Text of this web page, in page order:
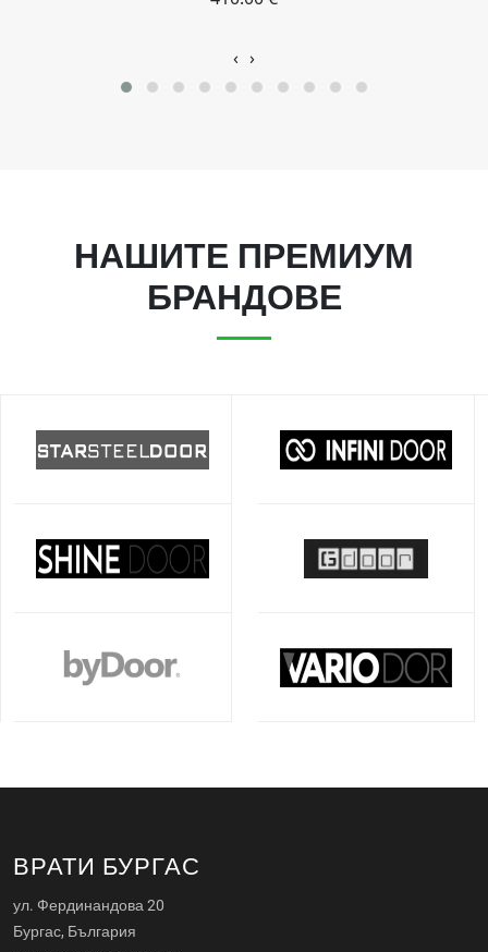
‹ ›
НАШИТЕ ПРЕМИУМ
БРАНДОВЕ
ВРАТИ БУРГАС
ул. Фердинандова 20
Бургас, България